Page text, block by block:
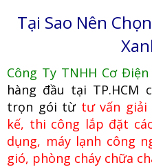
Tại Sao Nên
Công Ty TNHH Cơ
hàng đầu tại TP.HCM c
trọn gói từ tư vấn
kế, thi công lắp đặt
dụng, máy lạnh công
gió, phòng cháy chữa